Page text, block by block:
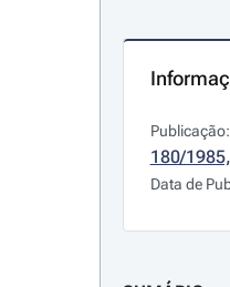
Publicação:
180/
Data de